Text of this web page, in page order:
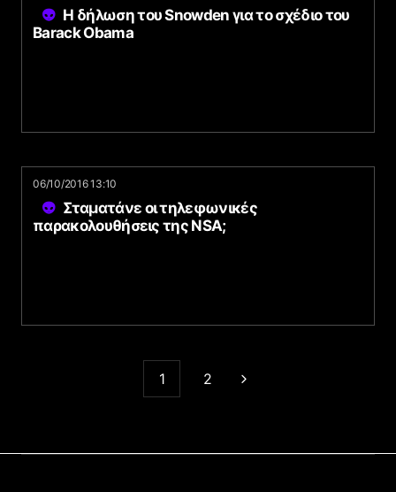
Η δήλωση του Snowden για το σχέδιο του
Barack Obama
06/10/2016 13:10
Σταματάνε οι τηλεφωνικές
παρακολουθήσεις της NSA;
1 2